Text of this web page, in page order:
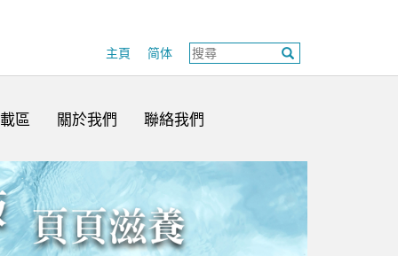
主頁 简体
區 關於我們 聯絡我們